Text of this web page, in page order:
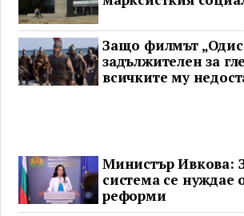
Защо филмът
задължителен за
всичките му
Министър Ивкова:
система се нуждае
реформи